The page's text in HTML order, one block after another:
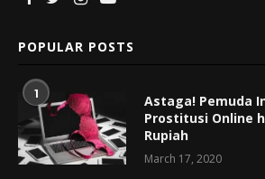
POPULAR POSTS
1
Astaga! Pemuda
Prostitusi Online
Rupiah
March 17, 2020